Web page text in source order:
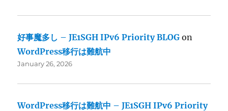
好事魔多し – JE1SGH IPv6 Priority BLOG on
WordPress移行は難航中
January 26, 2026
WordPress移行は難航中 – JE1SGH IPv6 Priority